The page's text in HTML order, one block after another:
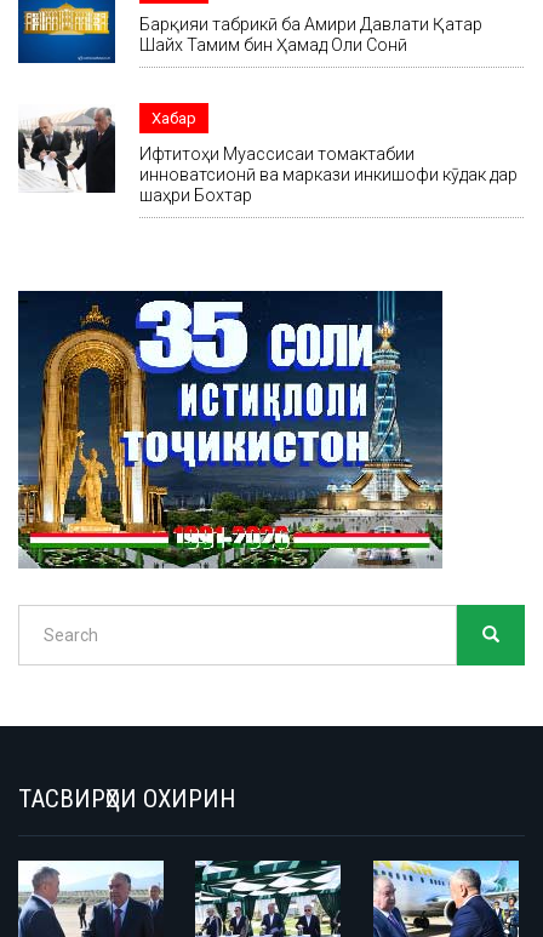
Барқияи табрикӣ ба Амири Давлати Қатар
Шайх Тамим бин Ҳамад Оли Сонӣ
Хабар
Ифтитоҳи Муассисаи томактабии
инноватсионӣ ва маркази инкишофи кӯдак дар
шаҳри Бохтар
Search
ТАСВИРҲОИ ОХИРИН